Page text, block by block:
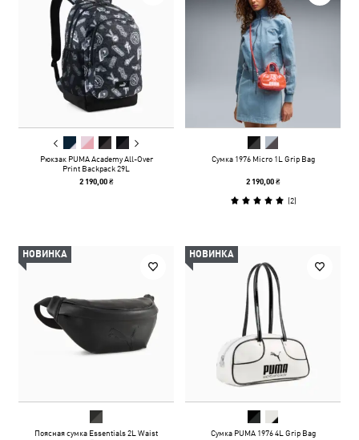
Рюкзак PUMA Academy All-Over
Print Backpack 29L
2 190,00 ₴
Сумка 1976 Micro 1L Grip Bag
2 190,00 ₴
(2)
НОВИНКА
Поясная сумка Essentials 2L Waist
НОВИНКА
Сумка PUMA 1976 4L Grip Bag